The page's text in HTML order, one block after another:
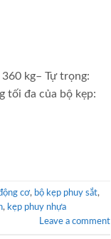
kg– Tự trọng:
tối đa của bộ kẹp:
cơ, bộ kẹp phuy sắt,
, kẹp phuy nhựa
Leave a comment